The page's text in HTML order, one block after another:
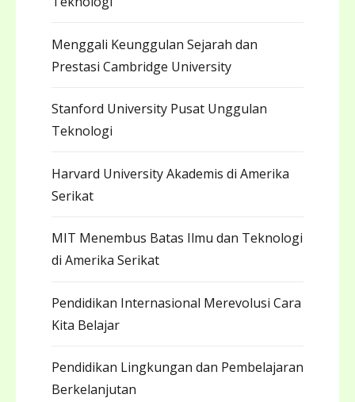
Menggali Keunggulan Sejarah dan
Prestasi Cambridge University
Stanford University Pusat Unggulan
Teknologi
Harvard University Akademis di Amerika
Serikat
MIT Menembus Batas Ilmu dan Teknologi
di Amerika Serikat
Pendidikan Internasional Merevolusi Cara
Kita Belajar
Pendidikan Lingkungan dan Pembelajaran
Berkelanjutan